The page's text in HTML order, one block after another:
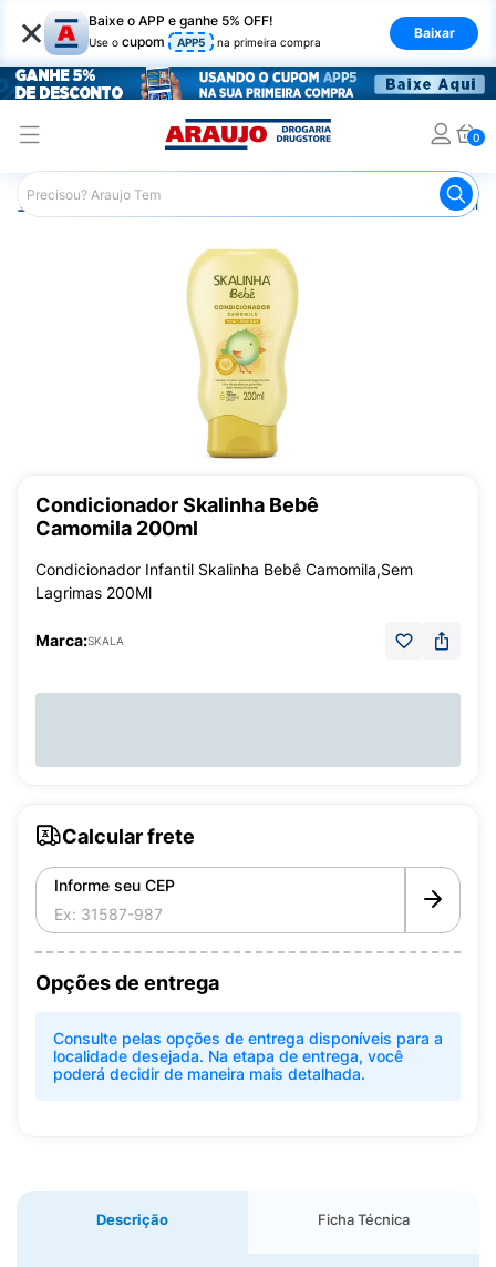
× Baixe o APP e ganhe 5% OFF!
Use o cupom APP5 na primeira compra
Baixar
0
Araujo Infantil Condicionador Infantil
Condicionador Skalinha Bebê
Camomila 200ml
Condicionador Infantil Skalinha Bebê Camomila,Sem
Lagrimas 200Ml
Marca:SKALA
Calcular frete
Informe seu CEP
Opções de entrega
Consulte pelas opções de entrega disponíveis para a
localidade desejada. Na etapa de entrega, você
poderá decidir de maneira mais detalhada.
Descrição Ficha Técnica